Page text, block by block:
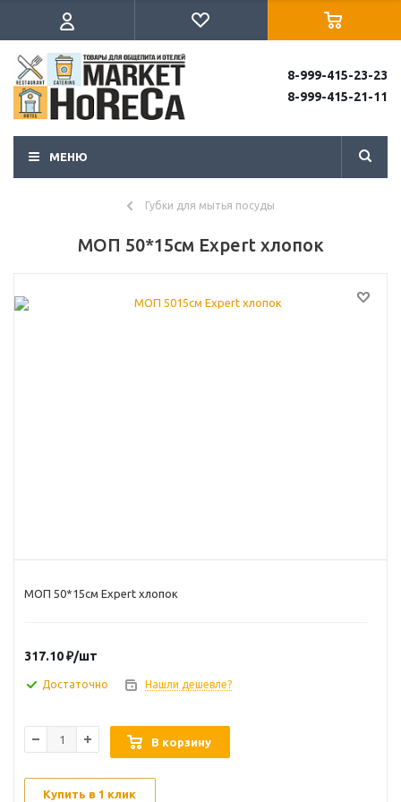
8-999-415-23-23
8-999-415-21-11
МЕНЮ
Губки для мытья посуды
МОП 50*15см Expert хлопок
МОП 50*15см Expert хлопок
317.10₽/шт
Достаточно Нашли дешевле?
В корзину
Купить в 1 клик